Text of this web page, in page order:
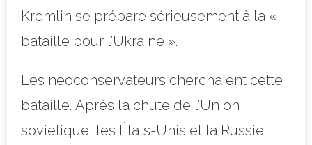
Kremlin se prépare sérieusement à la «
bataille pour l’Ukraine ».
Les néoconservateurs cherchaient cette
bataille. Après la chute de l’Union
soviétique, les États-Unis et la Russie